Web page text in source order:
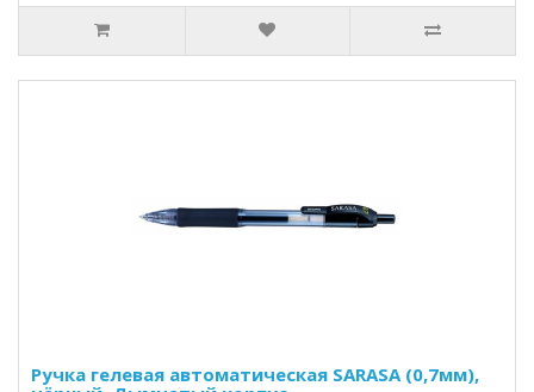
Ручка гелевая автоматическая SARASA (0,7мм),